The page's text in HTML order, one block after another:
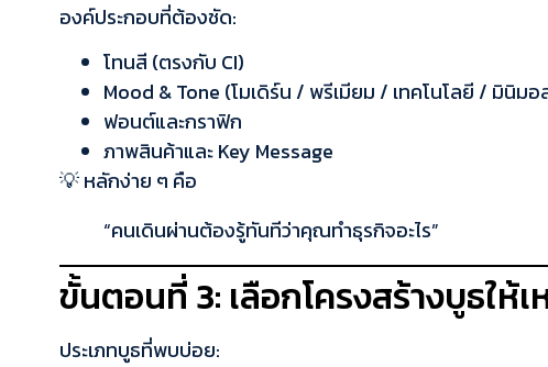
องค์ประกอบที่ต้องชัด:
โทนสี (ตรงกับ CI)
Mood & Tone (โมเดิร์น / พรีเมียม / เทคโนโลยี / มินิมอ
ฟอนต์และกราฟิก
ภาพสินค้าและ Key Message
💡 หลักง่าย ๆ คือ
“คนเดินผ่านต้องรู้ทันทีว่าคุณทำธุรกิจอะไร”
ขั้นตอนที่ 3: เลือกโครงสร้างบูธให้
ประเภทบูธที่พบบ่อย: